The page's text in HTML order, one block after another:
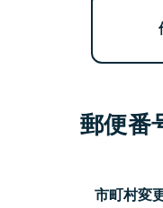
郵便番
市町村変